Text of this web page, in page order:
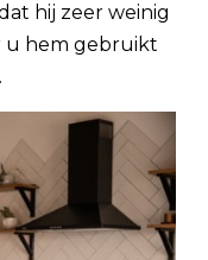
hij zeer weinig
u hem gebruikt